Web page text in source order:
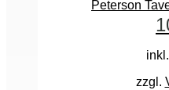
Peterson
zzgl.